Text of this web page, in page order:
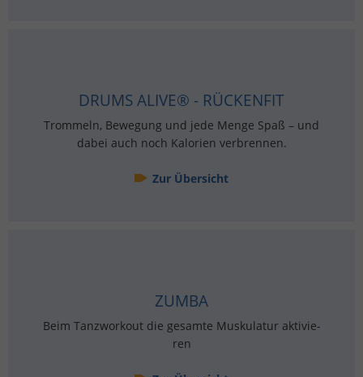
DRUMS ALIVE® - RÜ­CKEN­FIT
Trom­meln, Be­we­gung und jede Menge Spaß – und
dabei auch noch Ka­lo­ri­en ver­bren­nen.
Zur Über­sicht
ZUMBA
Beim Tanz­work­out die ge­sam­te Mus­ku­la­tur ak­ti­vie­
ren